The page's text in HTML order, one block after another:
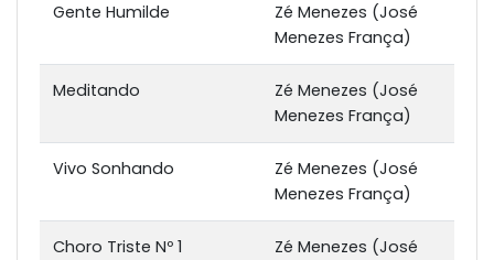
Gente Humilde
Zé Menezes (José
Menezes França)
Meditando
Zé Menezes (José
Menezes França)
Vivo Sonhando
Zé Menezes (José
Menezes França)
Choro Triste Nº 1
Zé Menezes (José